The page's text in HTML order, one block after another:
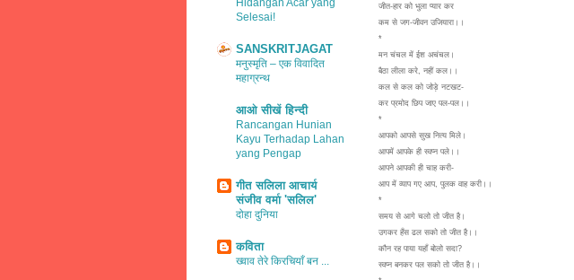
जीत-हार को भुला प्यार कर
कम से जग-जीवन उजियारा।।
*
मन चंचल में ईश अचंचल।
बैठा लीला करे, नहीं कल।।
कल से कल को जोड़े नटखट-
कर प्रमोद छिप जाए पल-पल।।
*
आपको आपसे सुख नित्य मिले।
आपमें आपके ही स्वप्न पले।।
आपने आपकी ही चाह करी-
आप में व्याप गए आप, पुलक वाह करी।।
*
समय से आगे चलो तो जीत है।
उगकर हँस ढल सको तो जीत है।।
कौन रह पाया यहाँ बोलो सदा?
स्वप्न बनकर पल सको तो जीत है।।
Selesai!
SANSKRITJAGAT
मनुस्मृति – एक विवादित
महाग्रन्थ
आओ सीखें हिन्दी
Rancangan Hunian
Kayu Terhadap Lahan
yang Pengap
गीत सलिला आचार्य
संजीव वर्मा 'सलिल'
दोहा दुनिया
कविता
ख्वाव तेरे किरचियाँ बन ...